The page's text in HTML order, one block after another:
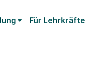
Für Lehrkräfte